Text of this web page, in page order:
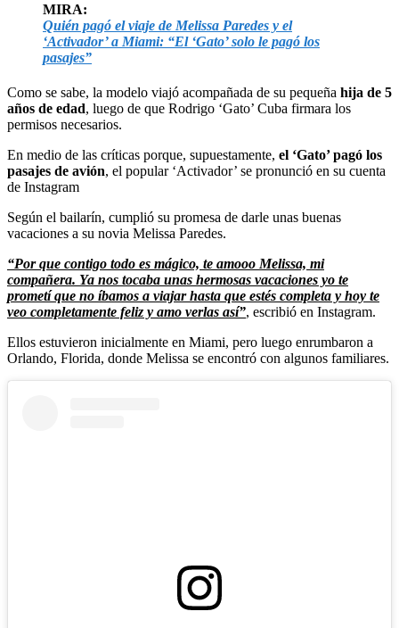
MIRA:
Quién pagó el viaje de Melissa Paredes y el
‘Activador’ a Miami: “El ‘Gato’ solo le pagó los
pasajes”
Como se sabe, la modelo viajó acompañada de su pequeña hija de 5
años de edad, luego de que Rodrigo ‘Gato’ Cuba firmara los
permisos necesarios.
En medio de las críticas porque, supuestamente, el ‘Gato’ pagó los
pasajes de avión, el popular ‘Activador’ se pronunció en su cuenta
de Instagram
Según el bailarín, cumplió su promesa de darle unas buenas
vacaciones a su novia Melissa Paredes.
“Por que contigo todo es mágico, te amooo Melissa, mi
compañera. Ya nos tocaba unas hermosas vacaciones yo te
prometí que no íbamos a viajar hasta que estés completa y hoy te
veo completamente feliz y amo verlas así”, escribió en Instagram.
Ellos estuvieron inicialmente en Miami, pero luego enrumbaron a
Orlando, Florida, donde Melissa se encontró con algunos familiares.